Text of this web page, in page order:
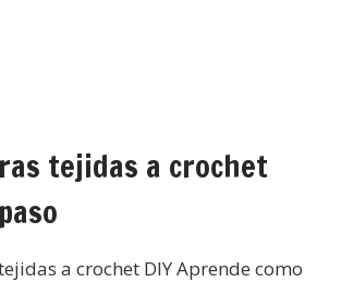
tejidas a crochet
a crochet DIY Aprende como